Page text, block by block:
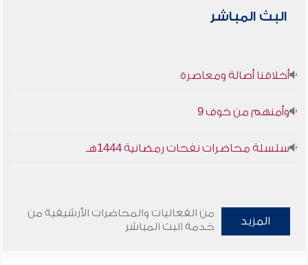
البث المباشر
أخلاقنا أصالة ومعاصرة
وأمنهم من خوف 9
سلسلة محاضرات نفحات رمضانية 1444هـ
المزيد
من الفعاليات والمحاضرات الأرشيفية من
خدمة البث المباشر